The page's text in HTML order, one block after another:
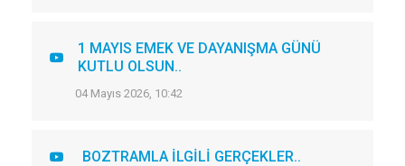
1 MAYIS EMEK VE DAYANIŞMA GÜNÜ
KUTLU OLSUN..
04 Mayıs 2026, 10:42
BOZTRAMLA İLGİLİ GERÇEKLER..